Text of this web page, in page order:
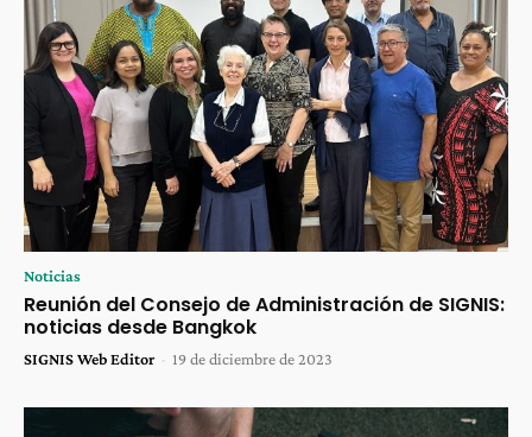
Noticias
Reunión del Consejo de Administración de SIGNIS:
noticias desde Bangkok
SIGNIS Web Editor - 19 de diciembre de 2023